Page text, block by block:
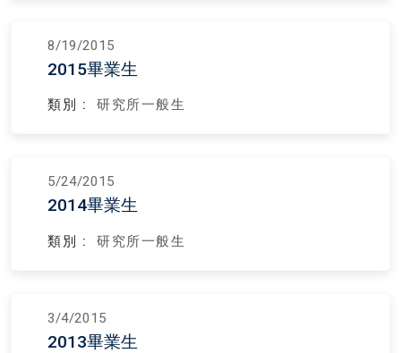
8/19/2015
2015畢業生
類別 : 研究所一般生
5/24/2015
2014畢業生
類別 : 研究所一般生
3/4/2015
2013畢業生